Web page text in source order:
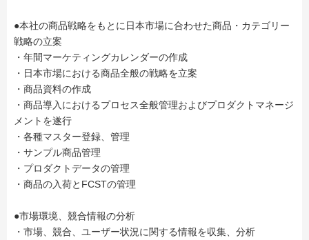
●本社の商品戦略をもとに日本市場に合わせた商品・カテゴリー
戦略の立案
・年間マーケティングカレンダーの作成
・日本市場における商品全般の戦略を立案
・商品資料の作成
・商品導入におけるプロセス全般管理およびプロダクトマネージ
メントを遂行
・各種マスター登録、管理
・サンプル商品管理
・プロダクトデータの管理
・商品の入荷とFCSTの管理
●市場環境、競合情報の分析
・市場、競合、ユーザー状況に関する情報を収集、分析